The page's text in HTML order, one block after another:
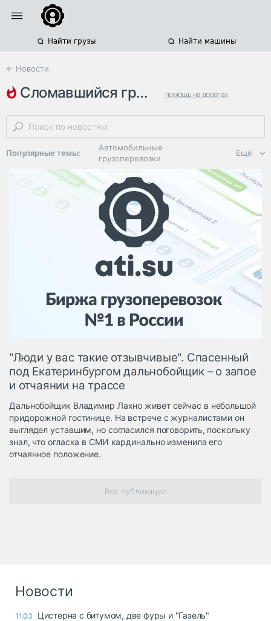
Найти грузы Найти машины
← Новости
сломавшийся грузовик помощь на дорогах
происшествие пробки
Популярные темы:
Автомобильные
грузоперевозки
Региональная
логистика
ЭДО, ИТ в
логистике
Дороги,
инфраструктура
Логистика, грузы
Негабаритные и
опасные грузы
Безопасность и
Таможня и ВЭД
Склады и
терминалы
Коммерческий
транспорт
Спецтехника
запчасти, шины
Ещё
"Люди у вас такие отзывчивые". Спасенный
под Екатеринбургом дальнобойщик – о запое
и отчаянии на трассе
Дальнобойщик Владимир Лахно живет сейчас в небольшой
придорожной гостинице. На встрече с журналистами он
выглядел уставшим, но согласился поговорить, поскольку
знал, что огласка в СМИ кардинально изменила его
отчаянное положение.
Все публикации
Новости
11.03
Цистерна с битумом, две фуры и "Газель"